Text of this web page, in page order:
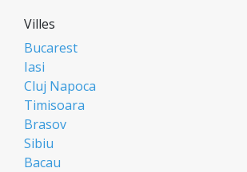
Villes
Bucarest
Iasi
Cluj Napoca
Timisoara
Brasov
Sibiu
Bacau